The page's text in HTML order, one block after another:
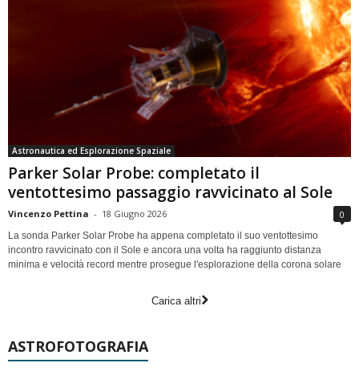
Astronautica ed Esplorazione Spaziale
Parker Solar Probe: completato il
ventottesimo passaggio ravvicinato al Sole
Vincenzo Pettina - 18 Giugno 2026 0
La sonda Parker Solar Probe ha appena completato il suo ventottesimo
incontro ravvicinato con il Sole e ancora una volta ha raggiunto distanza
minima e velocità record mentre prosegue l'esplorazione della corona solare
Carica altri
ASTROFOTOGRAFIA